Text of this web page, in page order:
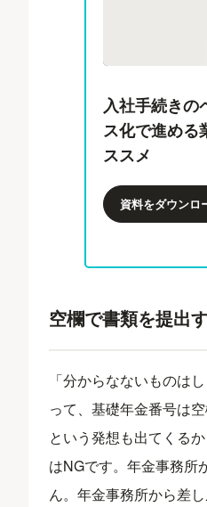
入社手続きの
ス化で進める
ススメ
資料をダウンロ
空欄で書類を提出
「分からなないものは
って、基礎年金番号は
という発想も出てくる
はNGです。年金事務所
ん。年金事務所から差